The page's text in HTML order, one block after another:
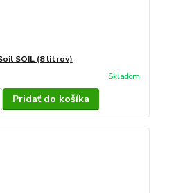
SOIL (8 litrov)
Skladom
Pridať do košíka